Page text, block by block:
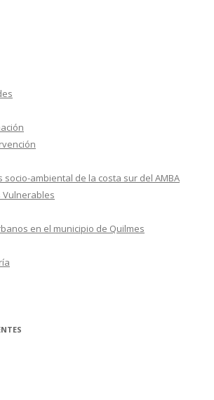
socio-ambiental de la costa sur del AMBA
Vulnerables
en el municipio de Quilmes